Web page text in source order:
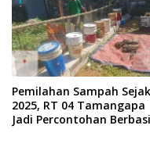
Pemilahan Sampah Sejak
2025, RT 04 Tamangapa
Jadi Percontohan